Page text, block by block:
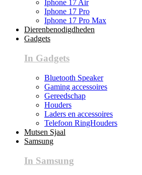
Iphone 17 Air
Iphone 17 Pro
Iphone 17 Pro Max
Dierenbenodigdheden
Gadgets
In Gadgets
Bluetooth Speaker
Gaming accessoires
Gereedschap
Houders
Laders en accessoires
Telefoon RingHouders
Mutsen Sjaal
Samsung
In Samsung